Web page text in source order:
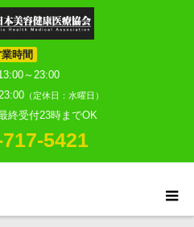
時間
～23:00
（定休日：水曜日）
終受付23時までOK
5421